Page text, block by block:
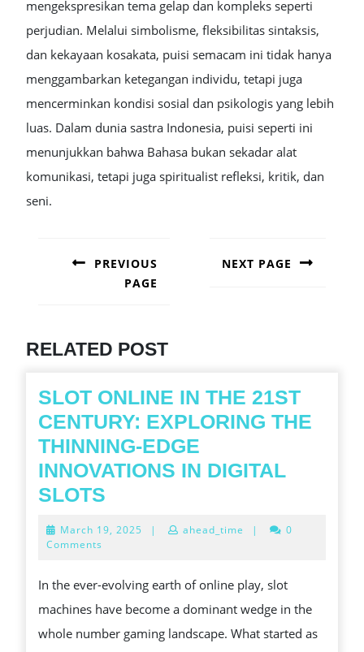
mengekspresikan tema gelap dan kompleks seperti
perjudian. Melalui simbolisme, fleksibilitas sintaksis,
dan kekayaan kosakata, puisi semacam ini tidak hanya
menggambarkan ketegangan individu, tetapi juga
mencerminkan kondisi sosial dan psikologis yang lebih
luas. Dalam dunia sastra Indonesia, puisi seperti ini
menunjukkan bahwa Bahasa bukan sekadar alat
komunikasi, tetapi juga spiritualist refleksi, kritik, dan
seni.
NAVIGATION
PREVIOUS
PAGE
NEXT PAGE
RELATED POST
SLOT ONLINE IN THE 21ST
CENTURY: EXPLORING THE
THINNING-EDGE
INNOVATIONS IN DIGITAL
SLOTS
IN
21ST
CENTURY:
EXPLORING
March 19, 2025 March
| ahead_time |
0
Comments
In the ever-evolving earth of online play, slot
machines have become a dominant wedge in the
whole number gaming landscape. What started as